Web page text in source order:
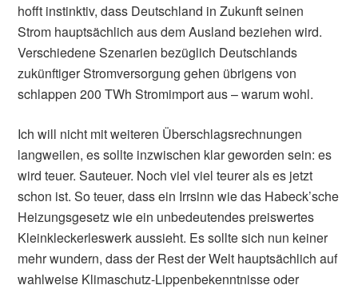
hofft instinktiv, dass Deutschland in Zukunft seinen
Strom hauptsächlich aus dem Ausland beziehen wird.
Verschiedene Szenarien bezüglich Deutschlands
zukünftiger Stromversorgung gehen übrigens von
schlappen 200 TWh Stromimport aus – warum wohl.
Ich will nicht mit weiteren Überschlagsrechnungen
langweilen, es sollte inzwischen klar geworden sein: es
wird teuer. Sauteuer. Noch viel viel teurer als es jetzt
schon ist. So teuer, dass ein Irrsinn wie das Habeck’sche
Heizungsgesetz wie ein unbedeutendes preiswertes
Kleinkleckerleswerk aussieht. Es sollte sich nun keiner
mehr wundern, dass der Rest der Welt hauptsächlich auf
wahlweise Klimaschutz-Lippenbekenntnisse oder